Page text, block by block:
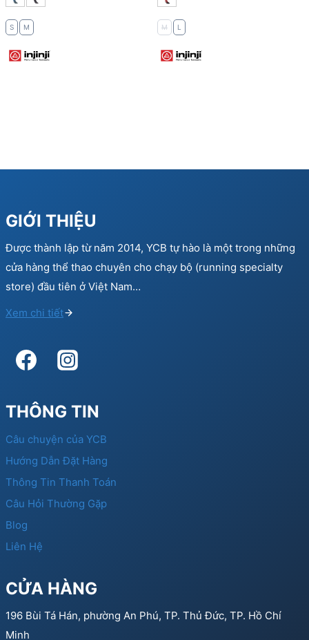
S M M L
GIỚI THIỆU
Được thành lập từ năm 2014, YCB tự hào là một trong những
cửa hàng thể thao chuyên cho chạy bộ (running specialty
store) đầu tiên ở Việt Nam…
Xem chi tiết
THÔNG TIN
Câu chuyện của YCB
Hướng Dẫn Đặt Hàng
Thông Tin Thanh Toán
Câu Hỏi Thường Gặp
Blog
Liên Hệ
CỬA HÀNG
196 Bùi Tá Hán, phường An Phú, TP. Thủ Đức, TP. Hồ Chí
Minh